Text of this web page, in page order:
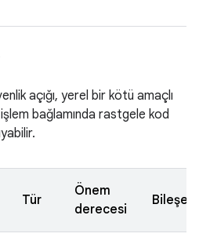
açığı, yerel bir kötü amaçlı
işlem bağlamında rastgele kod
Tür
Önem
derecesi
Bileşen